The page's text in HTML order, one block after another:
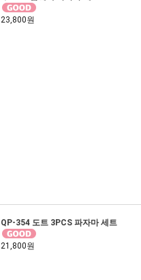
23,800원
QP-354 도트 3PCS 파자마 세트
21,800원